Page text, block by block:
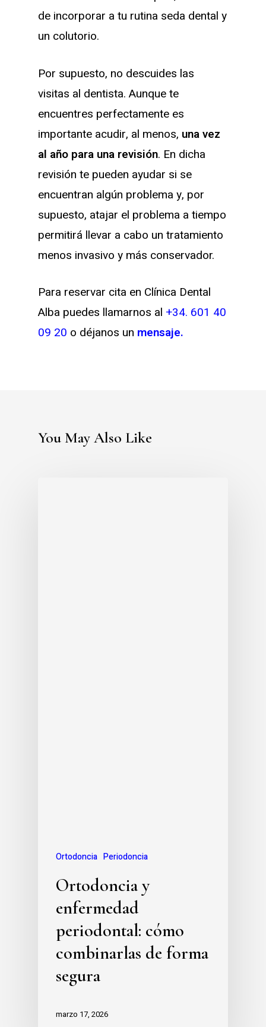
de incorporar a tu rutina seda dental y
un colutorio.
Por supuesto, no descuides las
visitas al dentista. Aunque te
encuentres perfectamente es
importante acudir, al menos, una vez
al año para una revisión. En dicha
revisión te pueden ayudar si se
encuentran algún problema y, por
supuesto, atajar el problema a tiempo
permitirá llevar a cabo un tratamiento
menos invasivo y más conservador.
Para reservar cita en Clínica Dental
Alba puedes llamarnos al +34. 601 40
09 20 o déjanos un mensaje.
You May Also Like
Ortodoncia Periodoncia
Ortodoncia y
enfermedad
periodontal: cómo
combinarlas de forma
segura
marzo 17, 2026